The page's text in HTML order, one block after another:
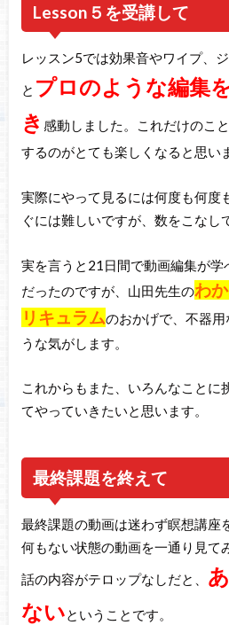
Lesson５を受講して
レッスン5では効果音やワイプ、
と プロのような編集
き 感動しました。これだけのこ
するのがとても楽しくなると思い
実際にやって見るには何度も何度
ぐには難しいですが、数をこなし
実を言うと21日間で動画編集が学
だったのですが、山田先生のわ
リキュラムのおかげで、不器
うな気がします。
これからもまた、いろんなことに
てやっていきたいと思います。
最終課題を終えて
最終課題の動画は迷わず瞑想講座
何もない状態の動画を一通り見て
話の内容がテロップなしだと、
ないということです。